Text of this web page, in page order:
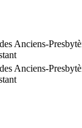
Anciens-
Anciens-